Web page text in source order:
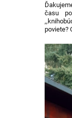
času
poviete?